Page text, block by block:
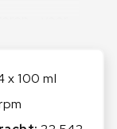
– voor
x 100 ml